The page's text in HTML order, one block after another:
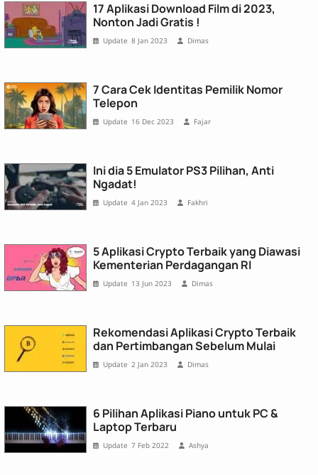
17 Aplikasi Download Film di 2023,
Nonton Jadi Gratis !
8 Jan 2023 Dimas
7 Cara Cek Identitas Pemilik Nomor
Telepon
16 Dec 2023 Fajar
Ini dia 5 Emulator PS3 Pilihan, Anti
Ngadat!
4 Jan 2023 Fakhri
5 Aplikasi Crypto Terbaik yang Diawasi
Kementerian Perdagangan RI
13 Jun 2023 Dimas
Rekomendasi Aplikasi Crypto Terbaik
dan Pertimbangan Sebelum Mulai
2 Jan 2023 Dimas
6 Pilihan Aplikasi Piano untuk PC &
Laptop Terbaru
7 Feb 2022 Ashya